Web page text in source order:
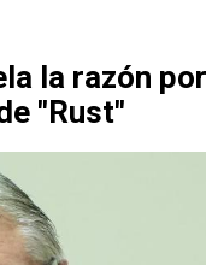
la razón
"Rust"